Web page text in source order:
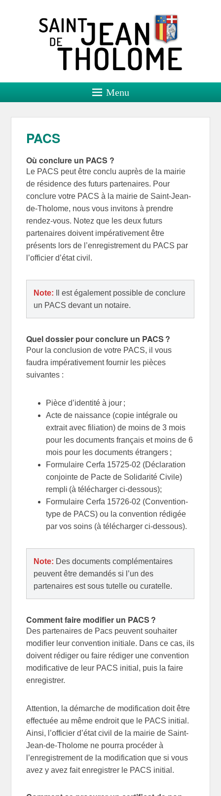
Saint Jean de Tholome
Site officiel
Menu
PACS
Où conclure un PACS ?
Le PACS peut être conclu auprès de la mairie
de résidence des futurs partenaires. Pour
conclure votre PACS à la mairie de Saint-Jean-
de-Tholome, nous vous invitons à prendre
rendez-vous. Notez que les deux futurs
partenaires doivent impérativement être
présents lors de l’enregistrement du PACS par
l’officier d’état civil.
Note: Il est également possible de conclure
un PACS devant un notaire.
Quel dossier pour conclure un PACS ?
Pour la conclusion de votre PACS, il vous
faudra impérativement fournir les pièces
suivantes :
Pièce d’identité à jour ;
Acte de naissance (copie intégrale ou
extrait avec filiation) de moins de 3 mois
pour les documents français et moins de 6
mois pour les documents étrangers ;
Formulaire Cerfa 15725-02 (Déclaration
conjointe de Pacte de Solidarité Civile)
rempli (à télécharger ci-dessous);
Formulaire Cerfa 15726-02 (Convention-
type de PACS) ou la convention rédigée
par vos soins (à télécharger ci-dessous).
Note: Des documents complémentaires
peuvent être demandés si l’un des
partenaires est sous tutelle ou curatelle.
Comment faire modifier un PACS ?
Des partenaires de Pacs peuvent souhaiter
modifier leur convention initiale. Dans ce cas, ils
doivent rédiger ou faire rédiger une convention
modificative de leur PACS initial, puis la faire
enregistrer.
Attention, la démarche de modification doit être
effectuée au même endroit que le PACS initial.
Ainsi, l’officier d’état civil de la mairie de Saint-
Jean-de-Tholome ne pourra procéder à
l’enregistrement de la modification que si vous
avez y avez fait enregistrer le PACS initial.